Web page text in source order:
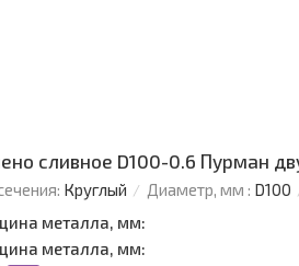
сливное D100-0.6 Пурман
Круглый Диаметр, мм : D100
металла, мм:
металла, мм: